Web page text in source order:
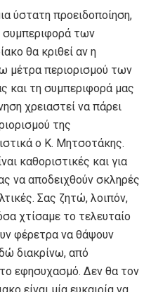
ύστατη προειδοποίηση,
συμπεριφορά των
θα κριθεί αν η
μέτρα περιορισμού των
και τη συμπεριφορά μας
χρειαστεί να πάρει
της
ο Κ. Μητσοτάκης.
καθοριστικές και για
να αποδειχθούν σκληρές
Σας ζητώ, λοιπόν,
χτίσαμε το τελευταίο
φέρετρα να θάψουν
διακρίνω, από
εφησυχασμό. Δεν θα τον